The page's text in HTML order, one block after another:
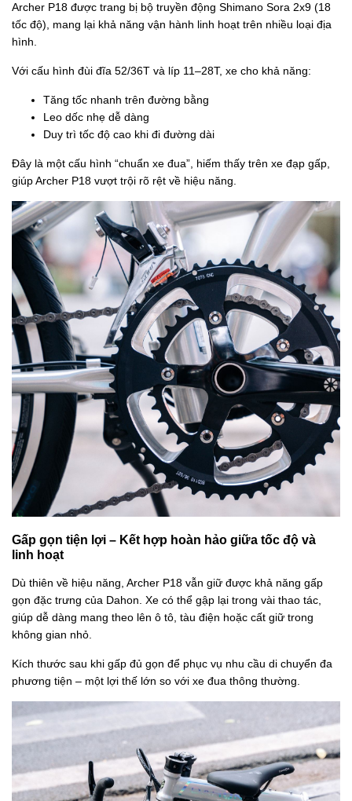
Archer P18 được trang bị bộ truyền động Shimano Sora 2x9 (18
tốc độ), mang lại khả năng vận hành linh hoạt trên nhiều loại địa
hình.
Với cấu hình đùi đĩa 52/36T và líp 11–28T, xe cho khả năng:
Tăng tốc nhanh trên đường bằng
Leo dốc nhẹ dễ dàng
Duy trì tốc độ cao khi đi đường dài
Đây là một cấu hình “chuẩn xe đua”, hiếm thấy trên xe đạp gấp,
giúp Archer P18 vượt trội rõ rệt về hiệu năng.
Gấp gọn tiện lợi – Kết hợp hoàn hảo giữa tốc độ và
linh hoạt
Dù thiên về hiệu năng, Archer P18 vẫn giữ được khả năng gấp
gọn đặc trưng của Dahon. Xe có thể gập lại trong vài thao tác,
giúp dễ dàng mang theo lên ô tô, tàu điện hoặc cất giữ trong
không gian nhỏ.
Kích thước sau khi gấp đủ gọn để phục vụ nhu cầu di chuyển đa
phương tiện – một lợi thế lớn so với xe đua thông thường.